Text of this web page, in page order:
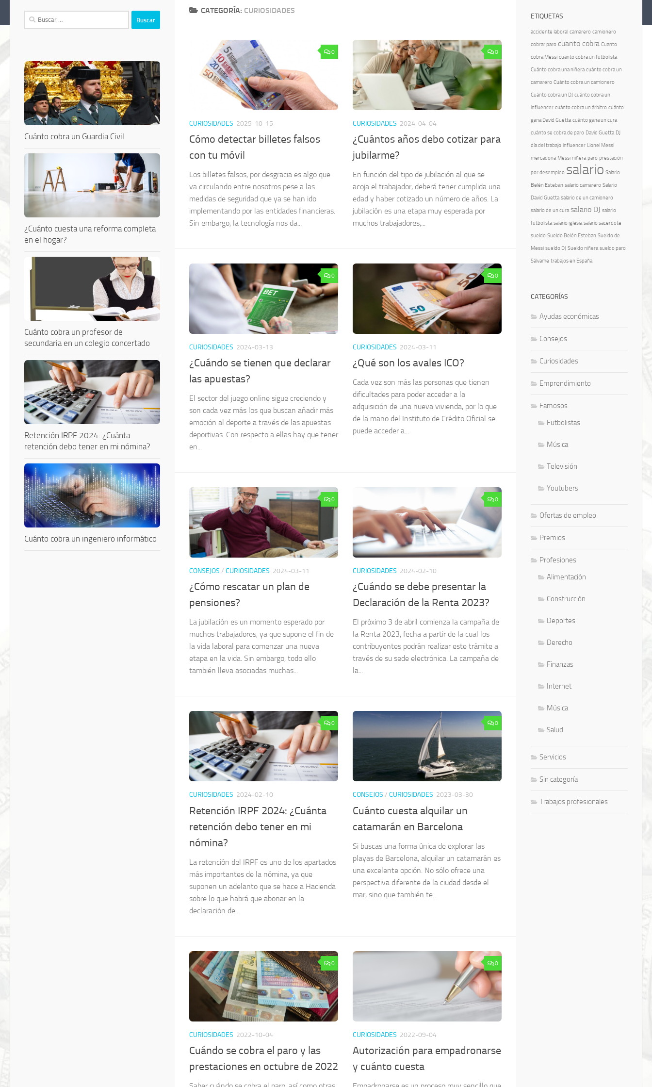
CATEGORÍA: CURIOSIDADES
0
CURIOSIDADES 2025-10-15
Cómo detectar billetes falsos
con tu móvil
Los billetes falsos, por desgracia es algo que
va circulando entre nosotros pese a las
medidas de seguridad que ya se han ido
implementando por las entidades financieras.
Sin embargo, la tecnología nos da...
0
CURIOSIDADES 2024-04-04
¿Cuántos años debo cotizar para
jubilarme?
En función del tipo de jubilación al que se
acoja el trabajador, deberá tener cumplida una
edad y haber cotizado un número de años. La
jubilación es una etapa muy esperada por
muchos trabajadores,...
0
CURIOSIDADES 2024-03-13
¿Cuándo se tienen que declarar
las apuestas?
El sector del juego online sigue creciendo y
son cada vez más los que buscan añadir más
emoción al deporte a través de las apuestas
deportivas. Con respecto a ellas hay que tener
en...
0
CURIOSIDADES 2024-03-11
¿Qué son los avales ICO?
Cada vez son más las personas que tienen
dificultades para poder acceder a la
adquisición de una nueva vivienda, por lo que
de la mano del Instituto de Crédito Oficial se
puede acceder a...
0
CONSEJOS / CURIOSIDADES 2024-03-11
¿Cómo rescatar un plan de
pensiones?
La jubilación es un momento esperado por
muchos trabajadores, ya que supone el fin de
la vida laboral para comenzar una nueva
etapa en la vida. Sin embargo, todo ello
también lleva asociadas muchas...
0
CURIOSIDADES 2024-02-10
¿Cuándo se debe presentar la
Declaración de la Renta 2023?
El próximo 3 de abril comienza la campaña de
la Renta 2023, fecha a partir de la cual los
contribuyentes podrán realizar este trámite a
través de su sede electrónica. La campaña de
la...
0
CURIOSIDADES 2024-02-10
Retención IRPF 2024: ¿Cuánta
retención debo tener en mi
nómina?
La retención del IRPF es uno de los apartados
más importantes de la nómina, ya que
suponen un adelanto que se hace a Hacienda
sobre lo que habrá que abonar en la
declaración de...
0
CONSEJOS / CURIOSIDADES 2023-03-30
Cuánto cuesta alquilar un
catamarán en Barcelona
Si buscas una forma única de explorar las
playas de Barcelona, alquilar un catamarán es
una excelente opción. No sólo ofrece una
perspectiva diferente de la ciudad desde el
mar, sino que también te...
0
CURIOSIDADES 2022-10-04
Cuándo se cobra el paro y las
prestaciones en octubre de 2022
0
CURIOSIDADES 2022-09-04
Autorización para empadronarse
y cuánto cuesta
Buscar:
Cuánto cobra un Guardia Civil
¿Cuánto cuesta una reforma completa
en el hogar?
Cuánto cobra un profesor de
secundaria en un colegio concertado
Retención IRPF 2024: ¿Cuánta
retención debo tener en mi nómina?
Cuánto cobra un ingeniero informático
ETIQUETAS
accidente laboral camarero camionero
cobrar paro cuanto cobra Cuanto
cobra Messi cuanto cobra un futbolista
Cuánto cobra una niñera cuánto cobra un
camarero Cuánto cobra un camionero
Cuánto cobra un DJ cuánto cobra un
influencer cuánto cobra un árbitro cuánto
gana David Guetta cuánto gana un cura
cuánto se cobra de paro David Guetta DJ
día del trabajo influencer Lionel Messi
mercadona Messi niñera paro prestación
por desempleo salario Salario
Belén Esteban salario camarero Salario
David Guetta salario de un camionero
salario de un cura salario DJ salario
futbolista salario iglesia salario sacerdote
sueldo Sueldo Belén Esteban Sueldo de
Messi sueldo DJ Sueldo niñera sueldo paro
Sálvame trabajos en España
CATEGORÍAS
Ayudas económicas
Consejos
Curiosidades
Emprendimiento
Famosos
Futbolistas
Música
Televisión
Youtubers
Ofertas de empleo
Premios
Profesiones
Alimentación
Construcción
Deportes
Derecho
Finanzas
Internet
Música
Salud
Servicios
Sin categoría
Trabajos profesionales